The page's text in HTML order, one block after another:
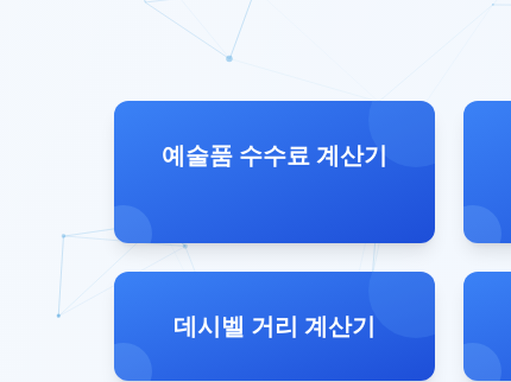
예술품 수수료 계산기
데시벨 거리 계산기